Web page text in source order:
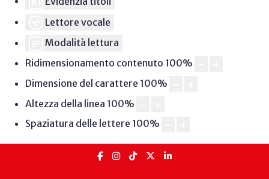
Lettore vocale
Modalità lettura
Ridimensionamento contenuto 100%
Dimensione del carattere 100%
Altezza della linea 100%
Spaziatura delle lettere 100%